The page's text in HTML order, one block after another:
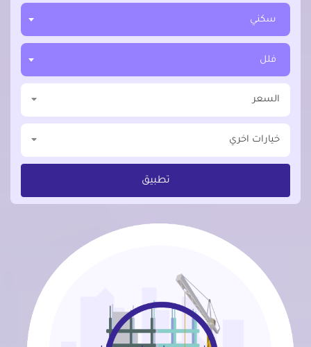
سكني
فلل
السعر
خيارات اخري
تطبيق